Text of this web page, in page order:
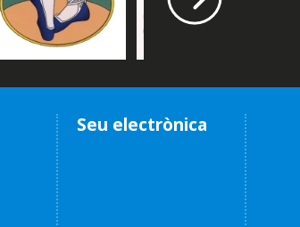
Seu electrònica